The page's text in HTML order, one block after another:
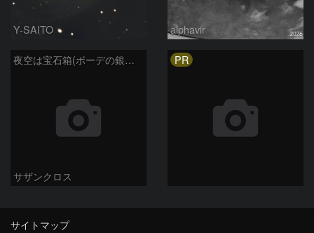
Y-SAITO alphavir
夜空は宝石箱(ボーデの銀河 M81) Seestar50
サザンクロス
PR
サイトマップ